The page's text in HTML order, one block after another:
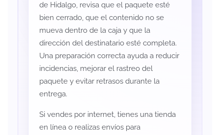
de Hidalgo, revisa que el paquete esté
bien cerrado, que el contenido no se
mueva dentro de la caja y que la
dirección del destinatario esté completa.
Una preparación correcta ayuda a reducir
incidencias, mejorar el rastreo del
paquete y evitar retrasos durante la
entrega.
Si vendes por internet, tienes una tienda
en línea o realizas envíos para